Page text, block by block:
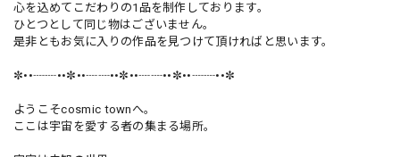
心を込めてこだわりの1品を制作しております。
ひとつとして同じ物はございません。
是非ともお気に入りの作品を見つけて頂ければと思います。
✼••┈┈••✼••┈┈••✼••┈┈••✼••┈┈••✼
ようこそcosmic townへ。
ここは宇宙を愛する者の集まる場所。